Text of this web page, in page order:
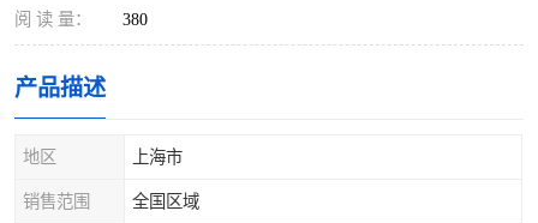
阅 读 量： 380
产品描述
地区 上海市
销售范围 全国区域